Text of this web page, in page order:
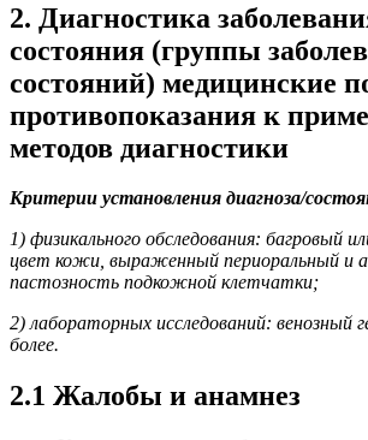
2. Диагностика
состояния (группы
состояний) медицинские
противопоказания к
методов диагностики
Критерии установления диагноза/
1) физикального обследования: багровый
цвет кожи, выраженный периоральный и
пастозность подкожной клетчатки;
2) лабораторных исследований: венозный
более.
2.1 Жалобы и анамнез